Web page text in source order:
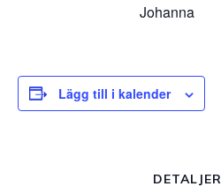
Johanna
Lägg till i kalender
DETALJER